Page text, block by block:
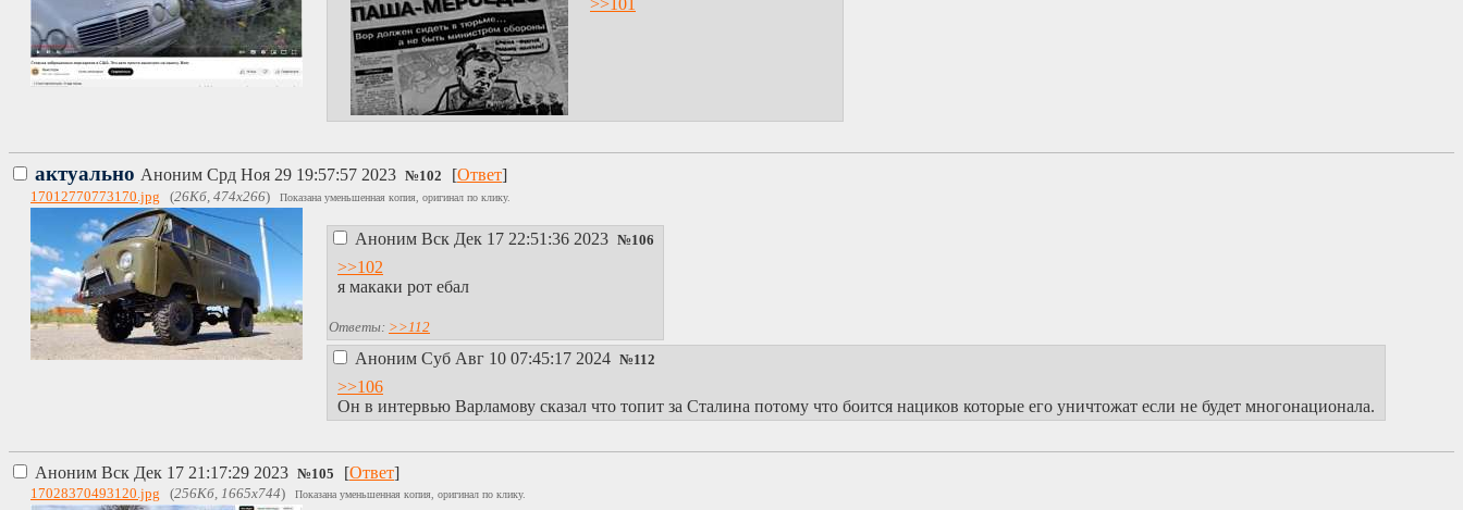
>>101
актуально Аноним Срд Ноя 29 19:57:57 2023 №102 [Ответ]
17012770773170.jpg (26Кб, 474x266) Показана уменьшенная копия, оригинал по клику.
Аноним Вск Дек 17 22:51:36 2023 №106
>>102
я макаки рот ебал
Ответы: >>112
Аноним Суб Авг 10 07:45:17 2024 №112
>>106
Он в интервью Варламову сказал что топит за Сталина потому что боится нациков которые его уничтожат если не будет многонационала.
Аноним Вск Дек 17 21:17:29 2023 №105 [Ответ]
17028370493120.jpg (256Кб, 1665x744) Показана уменьшенная копия, оригинал по клику.